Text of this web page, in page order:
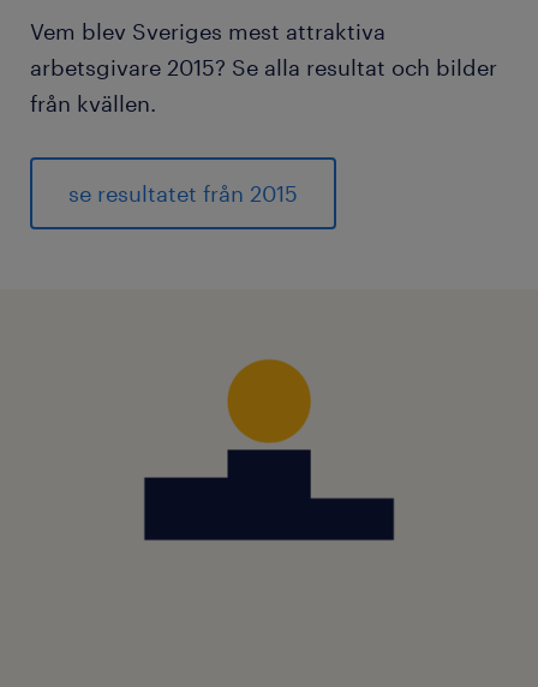
Vem blev Sveriges mest attraktiva
arbetsgivare 2015? Se alla resultat och bilder
från kvällen.
se resultatet från 2015